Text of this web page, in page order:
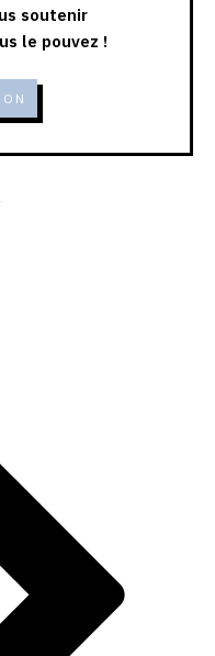
soutenir
le pouvez !